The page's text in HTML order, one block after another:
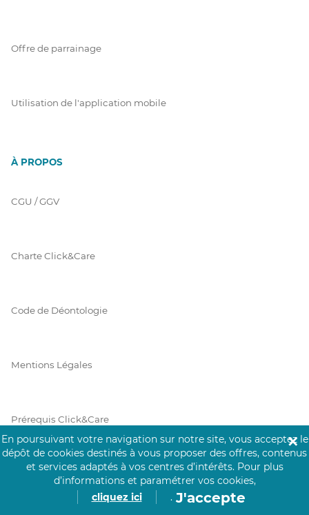
Offre de parrainage
Utilisation de l'application mobile
À PROPOS
CGU / GGV
Charte Click&Care
Code de Déontologie
Mentions Légales
Prérequis Click&Care
Protection des Données
En poursuivant votre navigation sur notre site, vous acceptez le
dépôt de cookies destinés à vous proposer des offres, contenus
et services adaptés à vos centres d’intérêts. Pour plus
d’informations et paramétrer vos cookies,
cliquez ici
. J'accepte
✕